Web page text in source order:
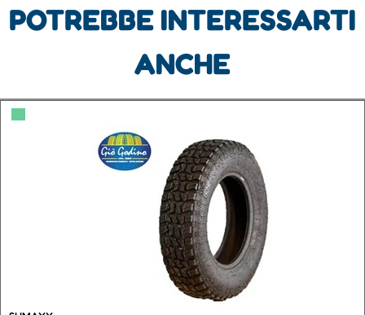
POTREBBE INTERESSARTI
ANCHE
▀